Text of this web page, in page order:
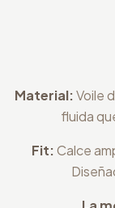
Material:Voile
fluida
Fit:Calce